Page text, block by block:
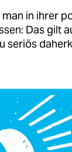
in ihrer
Das gilt
seriös